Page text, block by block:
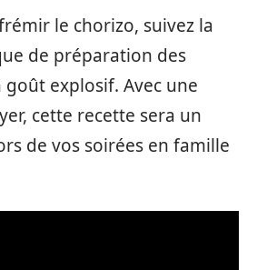
le chorizo, suivez la
de préparation des
explosif. Avec une
cette recette sera un
de vos soirées en famille